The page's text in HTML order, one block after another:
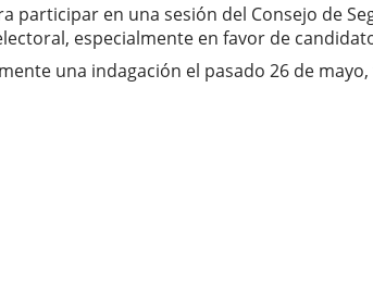
participar en una sesión del Consejo de
especialmente en favor de
una indagación el pasado 26 de